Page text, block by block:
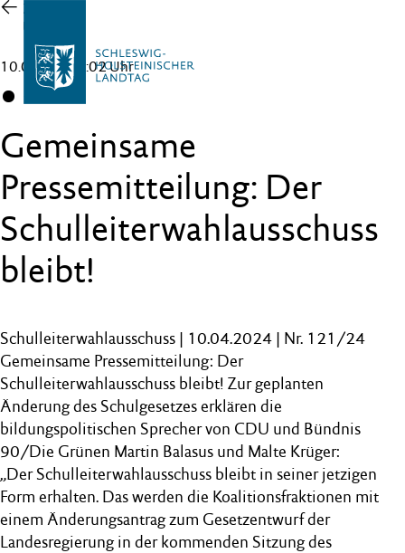
Zur
Übersicht
10.04.24 , 14:02 Uhr
Gemeinsame
Pressemitteilung: Der
Schulleiterwahlausschuss
bleibt!
Schulleiterwahlausschuss | 10.04.2024 | Nr. 121/24
Gemeinsame Pressemitteilung: Der
Schulleiterwahlausschuss bleibt! Zur geplanten
Änderung des Schulgesetzes erklären die
bildungspolitischen Sprecher von CDU und Bündnis
90/Die Grünen Martin Balasus und Malte Krüger:
„Der Schulleiterwahlausschuss bleibt in seiner jetzigen
Form erhalten. Das werden die Koalitionsfraktionen mit
einem Änderungsantrag zum Gesetzentwurf der
Landesregierung in der kommenden Sitzung des